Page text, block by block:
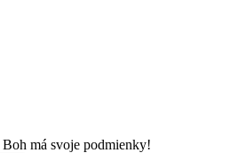
má svoje podmienky!